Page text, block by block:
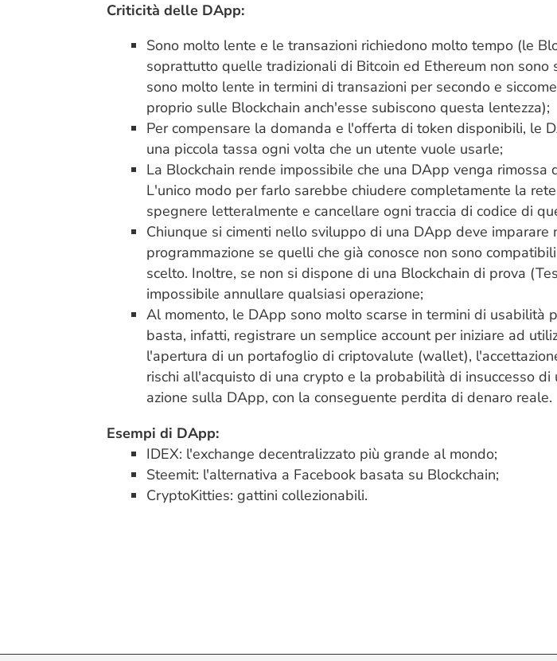
Criticità delle DApp:
Sono molto lente e letransazioni richiedono molto tempo (le
soprattutto quelle tradizionali di Bitcoin ed Ethereum non sono
sono molto lente in termini di transazioni per secondo e
proprio sulle Blockchain anch'esse subiscono questa lentezza);
Per compensare la domanda e l'offerta di token disponibili, le
una piccola tassa ogni volta che un utente vuole usarle;
La Blockchain rende impossibile che una DApp venga rimossa
L'unico modo per farlo sarebbe chiudere completamente la
spegnere letteralmente e cancellare ogni traccia di codice di
Chiunque si cimenti nello sviluppo di una DApp deve imparare
programmazione se quelli che già conosce non sono
scelto. Inoltre, se non si dispone di una Blockchain di prova
impossibile annullare qualsiasi operazione;
Al momento, le DApp sono molto scarse in termini di usabilità
basta, infatti, registrare un semplice account per iniziare ad
l'apertura di un portafoglio di criptovalute (wallet),
rischi all'acquisto di una crypto e la probabilità di insuccesso di
azione sulla DApp, con la conseguente perdita di denaro reale.
Esempi di DApp:
IDEX: l'exchange decentralizzato più grande al mondo;
Steemit: l'alternativa a Facebook basata su Blockchain;
CryptoKitties: gattini collezionabili.